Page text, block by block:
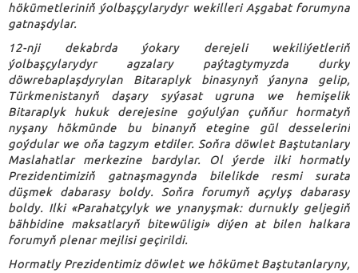
hökümetleriniň ýolbaşçylarydyr wekilleri Aşgabat forumyna
gatnaşdylar.
12-nji dekabrda ýokary derejeli wekiliýetleriň
ýolbaşçylarydyr agzalary paýtagtymyzda durky
döwrebaplaşdyrylan Bitaraplyk binasynyň ýanyna gelip,
Türkmenistanyň daşary syýasat ugruna we hemişelik
Bitaraplyk hukuk derejesine goýulýan çuňňur hormatyň
nyşany hökmünde bu binanyň etegine gül desselerini
goýdular we oňa tagzym etdiler. Soňra döwlet Baştutanlary
Maslahatlar merkezine bardylar. Ol ýerde ilki hormatly
Prezidentimiziň gatnaşmagynda bilelikde resmi surata
düşmek dabarasy boldy. Soňra forumyň açylyş dabarasy
boldy. Ilki «Parahatçylyk we ynanyşmak: durnukly geljegiň
bähbidine maksatlaryň bitewüligi» diýen at bilen halkara
forumyň plenar mejlisi geçirildi.
Hormatly Prezidentimiz döwlet we hökümet Baştutanlaryny,